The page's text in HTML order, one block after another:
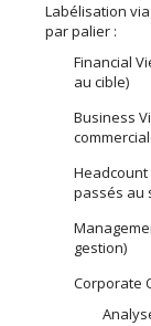
Labélisation via
par palier :
Financial
au cible)
Business
Headcount
passés au
gestion)
Corporate